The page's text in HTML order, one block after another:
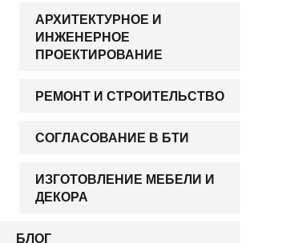
АРХИТЕКТУРНОЕ И
ИНЖЕНЕРНОЕ
ПРОЕКТИРОВАНИЕ
РЕМОНТ И СТРОИТЕЛЬСТВО
СОГЛАСОВАНИЕ В БТИ
ИЗГОТОВЛЕНИЕ МЕБЕЛИ И
ДЕКОРА
БЛОГ